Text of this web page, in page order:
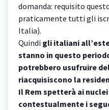
domanda: requisito
praticamente tutti gli
Italia).
Quindi gli italiani
stanno in questo
potrebbero usufruire
riacquisiscono la
Il Rem spetterà ai
contestualmente i